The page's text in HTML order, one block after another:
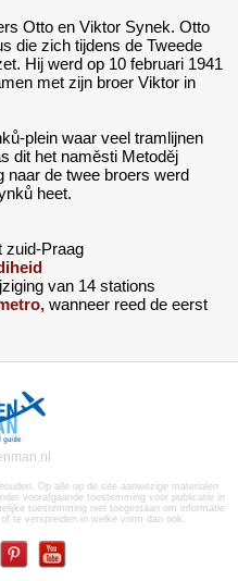
Otto en Viktor Synek. Otto
die zich tijdens de Tweede
Hij werd op 10 februari 1941
met zijn broer Viktor in
plein waar veel tramlijnen
dit het naměsti Metoděj
naar de twee broers werd
heet.
zuid-Praag
van 14 stations
wanneer reed de eerst
Op alle op de site aanwezige materialen
voorafgaande toestemming voor publicatie in
toestemming niet toegestaan om informatie
te verspreiden in welke vorm dan ook.